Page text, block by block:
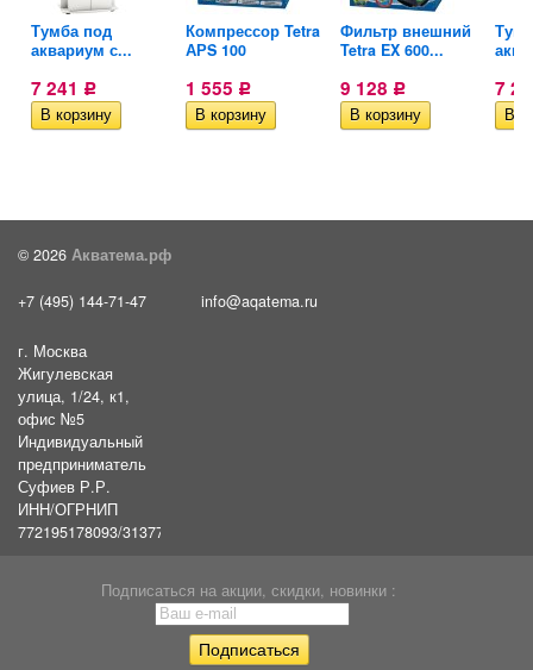
Тумба под
аквариум с...
7 241 Р
Компрессор Tetra
АРS 100
1 555 Р
Фильтр внешний
Tetra EX 600...
9 128 Р 7
© 2026 Акватема.рф
+7 (495) 144-71-47 info@aqatema.ru
г. Москва
Жигулевская
улица, 1/24, к1,
офис №5
Индивидуальный
предприниматель
Суфиев Р.Р.
ИНН/ОГРНИП
772195178093/31377461610054
Подписаться на акции, скидки, новинки :